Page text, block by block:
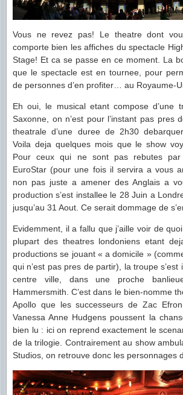
Vous ne revez pas! Le theatre dont
comporte bien les affiches du spectacle
Stage! Et ca se passe en ce moment. La
que le spectacle est en tournee, pour
de personnes d’en profiter… au Royaume-
Eh oui, le musical etant compose d’une
Saxonne, on n’est pour l’instant pas pres
theatrale d’une duree de 2h30
Voila deja quelques mois que le show
Pour ceux qui ne sont pas rebutes
EuroStar (pour une fois il servira a vous
non pas juste a amener des Anglais a
production s’est installee le 28 Juin a
jusqu’au 31 Aout. Ce serait dommage de
Evidemment, il a fallu que j’aille voir de
plupart des theatres londoniens etant
productions se jouant « a domicile »
qui n’est pas pres de partir), la troupe s’est
centre ville, dans une proche
Hammersmith. C’est dans le bien-nomme
Apollo que les successeurs de Zac
Vanessa Anne Hudgens poussent la
bien lu : ici on reprend exactement le
de la trilogie. Contrairement au show
Studios, on retrouve donc les personnages